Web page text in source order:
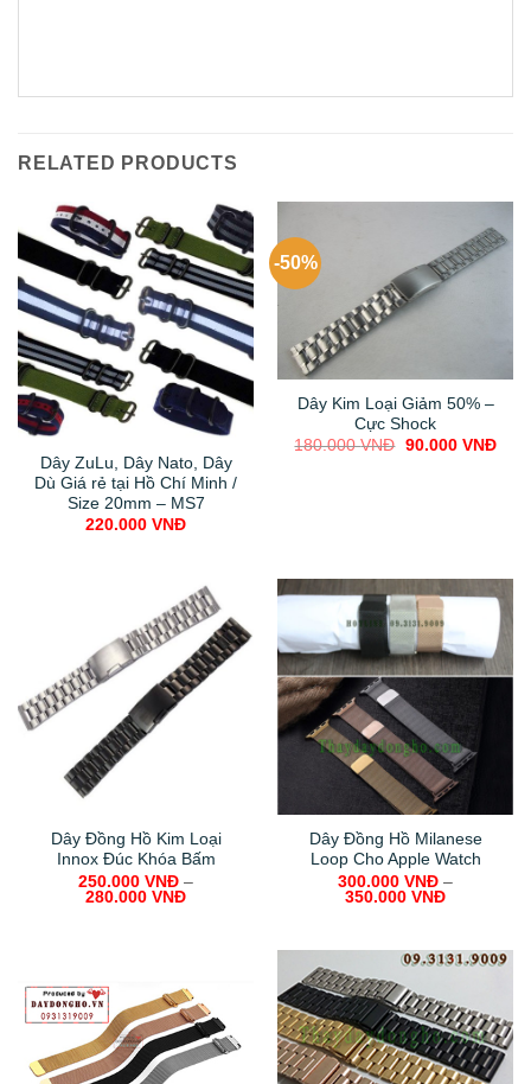
RELATED PRODUCTS
Dây ZuLu, Dây Nato, Dây
Dù Giá rẻ tại Hồ Chí Minh /
Size 20mm – MS7
220.000 VNĐ
-50%
Dây Kim Loại Giảm 50% –
Cực Shock
180.000VNĐ Original
90.000 VNĐ
Dây Đồng Hồ Kim Loại
Innox Đúc Khóa Bấm
250.000 VNĐ –
280.000 VNĐ
Dây Đồng Hồ Milanese
Loop Cho Apple Watch
300.000 VNĐ –
350.000 VNĐ